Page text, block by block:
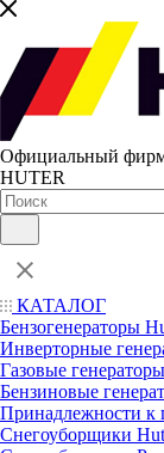
Официальный
HUTER
КАТАЛОГ
Бензогенераторы
Инверторные
Газовые
Бензиновые
Принадлежности к
Снегоуборщики